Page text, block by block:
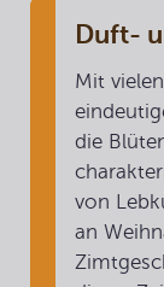
Duft-
Mit
die
von
an